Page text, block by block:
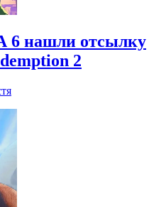
6 нашли отсылку
2